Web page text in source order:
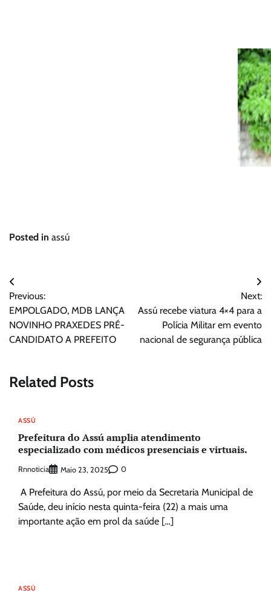
Posted in assú
Navegação
de
Post
Previous:
EMPOLGADO, MDB LANÇA
NOVINHO PRAXEDES PRÉ-
CANDIDATO A PREFEITO
Next:
Assú recebe viatura 4×4 para a
Polícia Militar em evento
nacional de segurança pública
Related Posts
ASSÚ
Prefeitura do Assú amplia atendimento
especializado com médicos presenciais e virtuais.
Rnnoticia Maio 23, 2025 0
A Prefeitura do Assú, por meio da Secretaria Municipal de
Saúde, deu início nesta quinta-feira (22) a mais uma
importante ação em prol da saúde […]
ASSÚ